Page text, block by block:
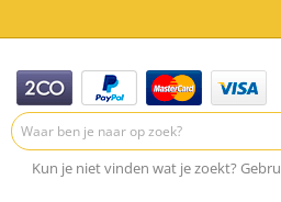
Kun je niet vinden wat je zoekt?